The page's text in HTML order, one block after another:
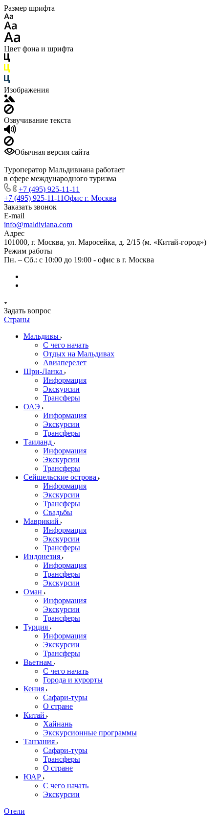
Размер шрифта
Цвет фона и шрифта
Изображения
Озвучивание текста
Обычная версия сайта
Туроператор Мальдивиана работает
в сфере международного туризма
+7 (495) 925-11-11
+7 (495) 925-11-11Офис г. Москва
Заказать звонок
E-mail
info@maldiviana.com
Адрес
101000, г. Москва, ул. Маросейка, д. 2/15 (м. «Китай-город»)
Режим работы
Пн. – Сб.: с 10:00 до 19:00 - офис в г. Москва
Задать вопрос
Страны
Мальдивы
С чего начать
Отдых на Мальдивах
Авиаперелет
Шри-Ланка
Информация
Экскурсии
Трансферы
ОАЭ
Информация
Экскурсии
Трансферы
Таиланд
Информация
Экскурсии
Трансферы
Сейшельские острова
Информация
Экскурсии
Трансферы
Свадьбы
Маврикий
Информация
Экскурсии
Трансферы
Индонезия
Информация
Трансферы
Экскурсии
Оман
Информация
Экскурсии
Трансферы
Турция
Информация
Экскурсии
Трансферы
Вьетнам
С чего начать
Города и курорты
Кения
Сафари-туры
О стране
Китай
Хайнань
Экскурсионные программы
Танзания
Сафари-туры
Трансферы
О стране
ЮАР
С чего начать
Экскурсии
Отели